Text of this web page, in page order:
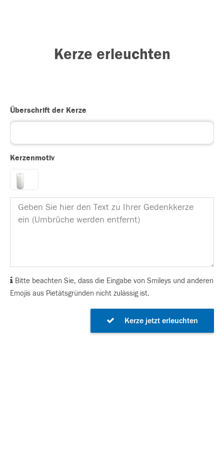
Kerze erleuchten
Überschrift der Kerze
Kerzenmotiv
Bitte beachten Sie, dass die Eingabe von Smileys und anderen
Emojis aus Pietätsgründen nicht zulässig ist.
Kerze jetzt erleuchten